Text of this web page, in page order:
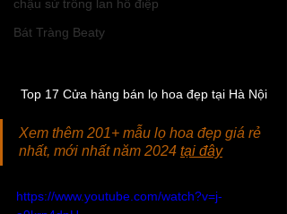
chậu sứ trồng lan hồ điệp
Bát Tràng Beaty
Top 17 Cửa hàng bán lọ hoa đẹp tại Hà Nội
Xem thêm 201+ mẫu lọ hoa đẹp giá rẻ
nhất, mới nhất năm 2024 tại đây
https://www.youtube.com/watch?v=j-